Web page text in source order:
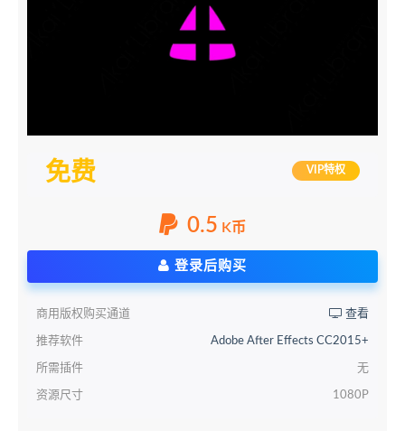
免费 VIP特权
0.5 K币
登录后购买
商用版权购买通道 查看
推荐软件 Adobe After Effects CC2015+
所需插件 无
资源尺寸 1080P